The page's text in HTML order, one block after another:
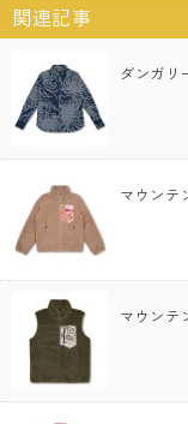
関連記事
ダンガリ
マウンテ
マウンテ